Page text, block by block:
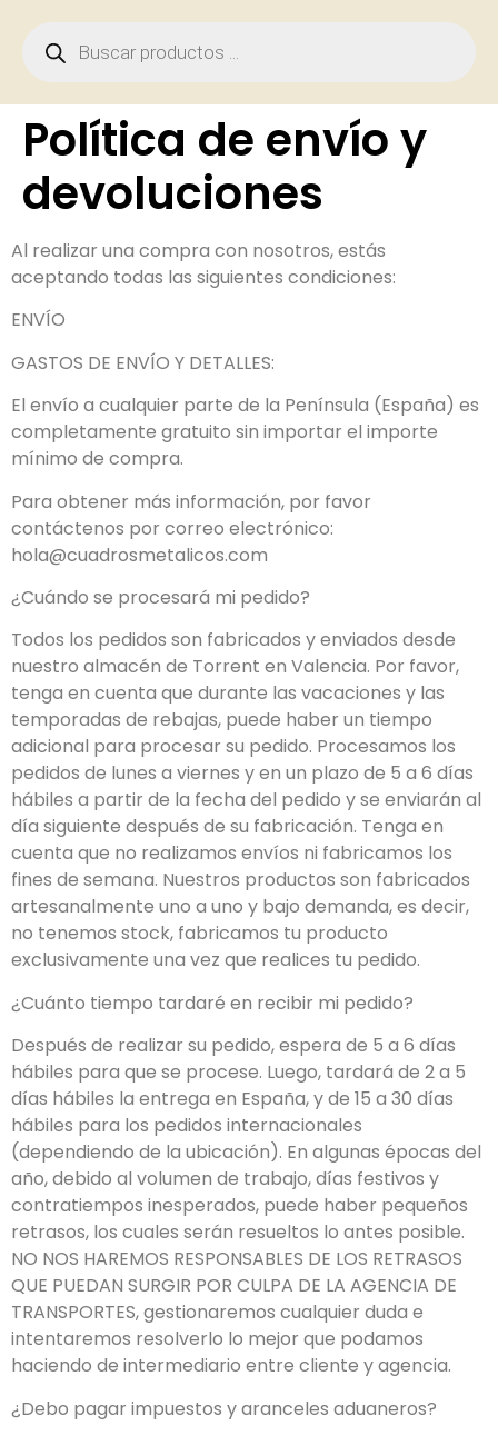
Política de envío y
devoluciones
Al realizar una compra con nosotros, estás
aceptando todas las siguientes condiciones:
ENVÍO
GASTOS DE ENVÍO Y DETALLES:
El envío a cualquier parte de la Península (España) es
completamente gratuito sin importar el importe
mínimo de compra.
Para obtener más información, por favor
contáctenos por correo electrónico:
hola@cuadrosmetalicos.com
¿Cuándo se procesará mi pedido?
Todos los pedidos son fabricados y enviados desde
nuestro almacén de Torrent en Valencia. Por favor,
tenga en cuenta que durante las vacaciones y las
temporadas de rebajas, puede haber un tiempo
adicional para procesar su pedido. Procesamos los
pedidos de lunes a viernes y en un plazo de 5 a 6 días
hábiles a partir de la fecha del pedido y se enviarán al
día siguiente después de su fabricación. Tenga en
cuenta que no realizamos envíos ni fabricamos los
fines de semana. Nuestros productos son fabricados
artesanalmente uno a uno y bajo demanda, es decir,
no tenemos stock, fabricamos tu producto
exclusivamente una vez que realices tu pedido.
¿Cuánto tiempo tardaré en recibir mi pedido?
Después de realizar su pedido, espera de 5 a 6 días
hábiles para que se procese. Luego, tardará de 2 a 5
días hábiles la entrega en España, y de 15 a 30 días
hábiles para los pedidos internacionales
(dependiendo de la ubicación). En algunas épocas del
año, debido al volumen de trabajo, días festivos y
contratiempos inesperados, puede haber pequeños
retrasos, los cuales serán resueltos lo antes posible.
NO NOS HAREMOS RESPONSABLES DE LOS RETRASOS
QUE PUEDAN SURGIR POR CULPA DE LA AGENCIA DE
TRANSPORTES, gestionaremos cualquier duda e
intentaremos resolverlo lo mejor que podamos
haciendo de intermediario entre cliente y agencia.
¿Debo pagar impuestos y aranceles aduaneros?